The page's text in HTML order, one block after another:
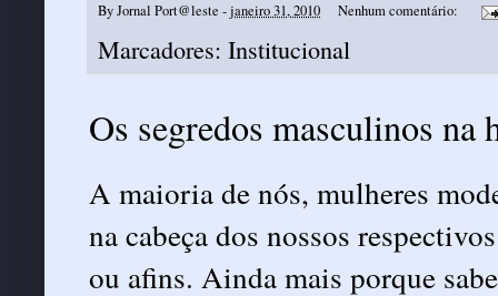
ByJornal Port@leste -janeiro 31, 2010 Nenhum comentário:
Marcadores: Institucional
Os segredos masculinos na
A maioria de nós, mulheres
na cabeça dos nossos
ou afins. Ainda mais porque